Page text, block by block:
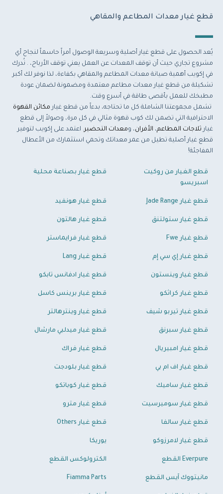
قطع غيار معدات المطاعم والمقاهي
يُعد الحصول على قطع غيار أصلية وسريعة الوصول أمراً حاسماً لنجاح أي
مشروع تجاري حيث أن توقف المعدات عن العمل يعني توقف الأرباح، . نُدرك
في إكويب أهمية صيانة معدات المطاعم والمقاهي بكفاءة، لذا نوفر لك أكبر
تشكيلة من قطع غيار معدات مطاعم معتمدة ومضمونة لضمان عودة
مطبخك للعمل بأقصى طاقة في أسرع وقت.
تشمل مجموعتنا الشاملة كل ما تحتاجه، بدءاً من قطع غيار مكائن القهوة
الاحترافية التي تضمن لك كوب قهوة مثالي في كل مرة، وصولاً إلى قطع
غيار ثلاجات المطاعم، الأفران، ومعدات التحضير . اعتمد على إكويب لتوفير
قطع غيار أصلية تطيل من عمر معداتك وتحمي استثمارك من الأعطال
المفاجئة!
قطع الغيار من روكيت
اسبريسو
قطع غيار بصناعة محلية
قطع غيار Jade Range قطع غيار هونفيد
قطع غيار ستولتنق قطع غيار هالتون
قطع غيار Fwe قطع غيار فرايماستر
قطع غيار إي سي إم قطع غيار Lang
قطع غيار وينستون قطع غيار ادفانس تابكو
قطع غيار كراثكو قطع غيار برينس كاسل
قطع غيار تيربو شيف قطع غيار وينترهالتر
قطع غيار سبرنق قطع غيار ميدلبي مارشال
قطع غيار امبيريال قطع غيار فراك
قطع غيار اف ام بي قطع غيار بلودجت
قطع غيار ساميك قطع غيار كوباتكو
قطع غيار سوميرسيت قطع غيار مترو
قطع غيار سالفا قطع غيار Others
قطع غيار لامرزوكو يوريكا
Everpure القطع الكترولوكس القطع
مانيتووك آيس القطع Fiamma Parts